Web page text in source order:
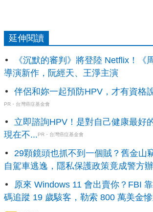
延伸閱讀
《沉默的審判》將登陸 Netflix！《
導演新作，阮經天、王淨主演
伴侶和妳一起預防HPV，才有資格
PR・台灣癌症基金會
立即諮詢HPV！是對自己健康最好
現在不...PR・台灣癌症基金會
29顆鏡頭也抓不到一個賊？舊金山
自駕車逃逸，隱私保護政策竟成警方
原來 Windows 11 會出賣你？FBI
碼追蹤 19 歲駭客，勒索 800 萬美金